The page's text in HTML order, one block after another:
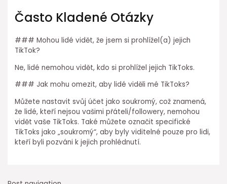
Často Kladené Otázky
### Mohou lidé vidět, že jsem si prohlížel(a) jejich
TikTok?
Ne, lidé nemohou vidět, kdo si prohlížel jejich TikToks.
### Jak mohu omezit, aby lidé viděli mé TikToks?
Můžete nastavit svůj účet jako soukromý, což znamená,
že lidé, kteří nejsou vašimi přáteli/followery, nemohou
vidět vaše TikToks. Také můžete označit specifické
TikToks jako „soukromý“, aby byly viditelné pouze pro lidi,
kteří byli pozváni k jejich prohlédnutí.